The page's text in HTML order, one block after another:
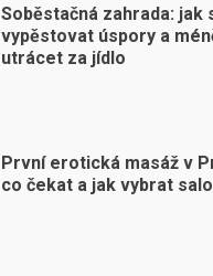
Soběstačná zahrada: jak
vypěstovat úspory a
utrácet za jídlo
První erotická masáž v
co čekat a jak vybrat